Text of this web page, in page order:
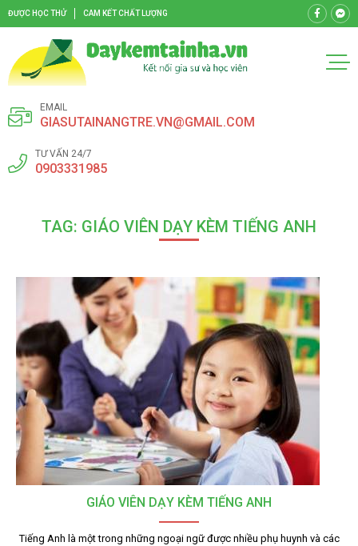
ĐƯỢC HỌC THỬ CAM KẾT CHẤT LƯỢNG
EMAIL
GIASUTAINANGTRE.VN@GMAIL.COM
TƯ VẤN 24/7
0903331985
TAG: GIÁO VIÊN DẠY KÈM TIẾNG ANH
GIÁO VIÊN DẠY KÈM TIẾNG ANH
Tiếng Anh là một trong những ngoại ngữ được nhiều phụ huynh và các